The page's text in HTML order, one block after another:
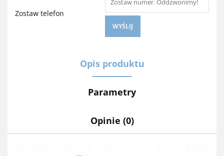
Zostaw telefon
WYŚLIJ
Opis produktu
Parametry
Opinie (0)